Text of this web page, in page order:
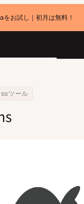
をお試し｜初月は無料！
ツール